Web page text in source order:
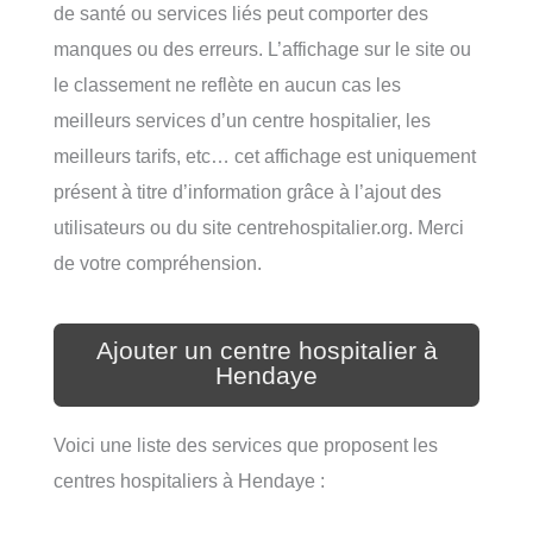
de santé ou services liés peut comporter des
manques ou des erreurs. L’affichage sur le site ou
le classement ne reflète en aucun cas les
meilleurs services d’un centre hospitalier, les
meilleurs tarifs, etc… cet affichage est uniquement
présent à titre d’information grâce à l’ajout des
utilisateurs ou du site centrehospitalier.org. Merci
de votre compréhension.
Ajouter un centre hospitalier à
Hendaye
Voici une liste des services que proposent les
centres hospitaliers à Hendaye :